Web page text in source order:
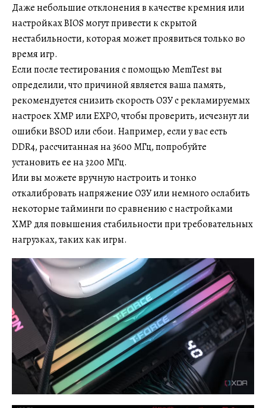
Даже небольшие отклонения в качестве кремния или
настройках BIOS могут привести к скрытой
нестабильности, которая может проявиться только во
время игр.
Если после тестирования с помощью MemTest вы
определили, что причиной является ваша память,
рекомендуется снизить скорость ОЗУ с рекламируемых
настроек XMP или EXPO, чтобы проверить, исчезнут ли
ошибки BSOD или сбои. Например, если у вас есть
DDR4, рассчитанная на 3600 МГц, попробуйте
установить ее на 3200 МГц.
Или вы можете вручную настроить и тонко
откалибровать напряжение ОЗУ или немного ослабить
некоторые тайминги по сравнению с настройками
XMP для повышения стабильности при требовательных
нагрузках, таких как игры.